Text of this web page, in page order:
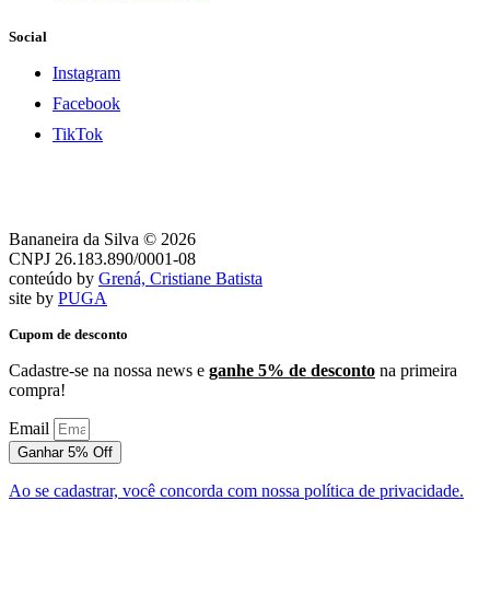
Social
Instagram
Facebook
TikTok
Bananeira da Silva © 2026
CNPJ 26.183.890/0001-08
conteúdo by Grená, Cristiane Batista
site by PUGA
Cupom de desconto
Cadastre-se na nossa news e ganhe 5% de desconto na primeira
compra!
Email
Ganhar 5% Off
Ao se cadastrar, você concorda com nossa política de privacidade.